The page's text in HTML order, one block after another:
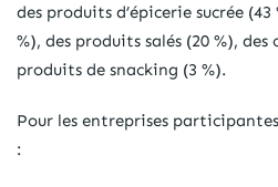
des produits d’épicerie sucrée
%), des produits salés (20 %), des
produits de snacking (3 %).
Pour les entreprises
: